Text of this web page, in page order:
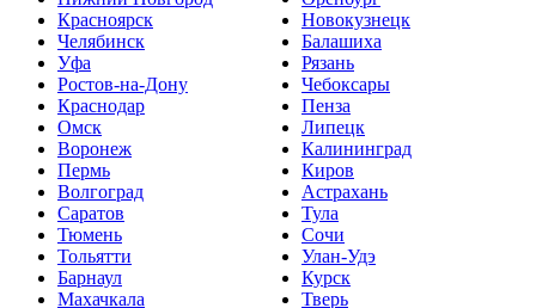
Красноярск
Челябинск
Уфа
Ростов-на-Дону
Краснодар
Омск
Воронеж
Пермь
Волгоград
Саратов
Тюмень
Тольятти
Барнаул
Махачкала
Новокузнецк
Балашиха
Рязань
Чебоксары
Пенза
Липецк
Калининград
Киров
Астрахань
Тула
Сочи
Улан-Удэ
Курск
Тверь